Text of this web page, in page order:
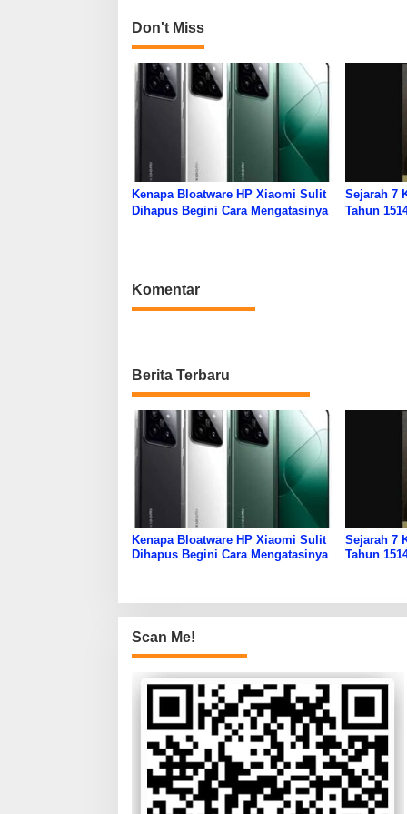
i
p
o
s
Don't Miss
Kenapa Bloatware HP Xiaomi Sulit
Dihapus Begini Cara Mengatasinya
Sejarah 7
Tahun
Komentar
Berita Terbaru
Kenapa Bloatware HP Xiaomi Sulit
Dihapus Begini Cara Mengatasinya
Sejarah 7
Tahun
Scan Me!